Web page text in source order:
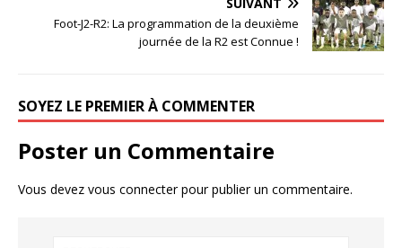
Foot-J2-R2: La programmation de la deuxième
journée de la R2 est Connue !
SOYEZ LE PREMIER À COMMENTER
Poster un Commentaire
Vous devez vous connecterpour publier un commentaire.